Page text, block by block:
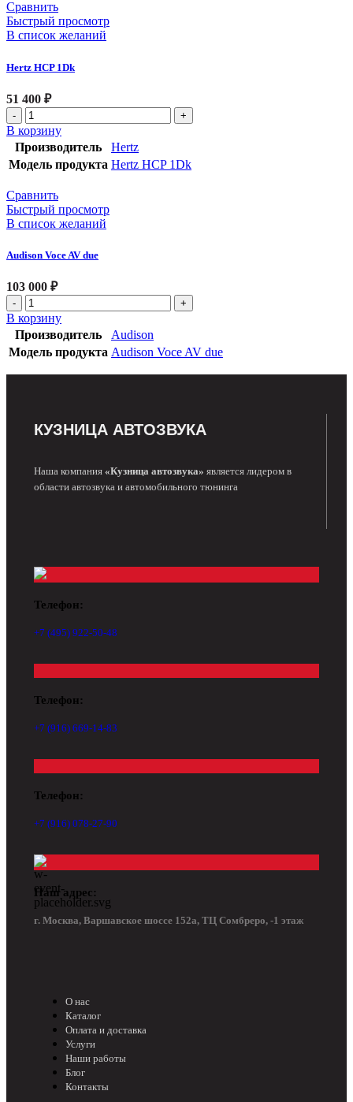
Сравнить
Быстрый просмотр
В список желаний
Hertz HCP 1Dk
51 400 ₽
В корзину
Производитель
Hertz
Модель продукта Hertz HCP 1Dk
Сравнить
Быстрый просмотр
В список желаний
Audison Voce AV due
103 000 ₽
В корзину
Производитель
Audison
Модель продукта Audison Voce AV due
КУЗНИЦА АВТОЗВУКА
Наша компания «Кузница автозвука» является лидером в
области автозвука и автомобильного тюнинга
Телефон:
+7 (495) 922-50-48
Телефон:
+7 (916) 669-14-83
Телефон:
+7 (916) 078-27-90
Наш адрес:
г. Москва, Варшавское шоссе 152а, ТЦ Сомбреро, -1 этаж
О нас
Каталог
Оплата и доставка
Услуги
Наши работы
Блог
Контакты